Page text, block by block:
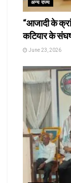
अन्य राज्य
“आजादी के
कटियार के
June 23, 2026